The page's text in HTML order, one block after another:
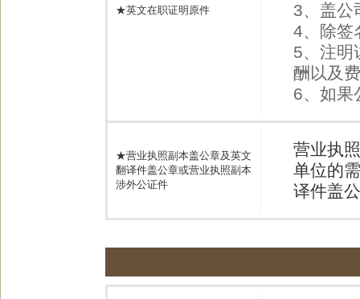
★英文在职证明原件
3、盖公
4、除签
5、注明
酬以及
6、如果
★营业执照副本盖公章及英文
翻译件盖公章或营业执照副本
涉外公证件
营业执
单位的
译件盖